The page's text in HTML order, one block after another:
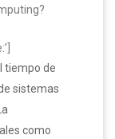
tiempo de
sistemas
como